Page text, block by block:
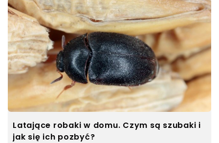
Latające robaki w domu. Czym są szubaki i
jak się ich pozbyć?